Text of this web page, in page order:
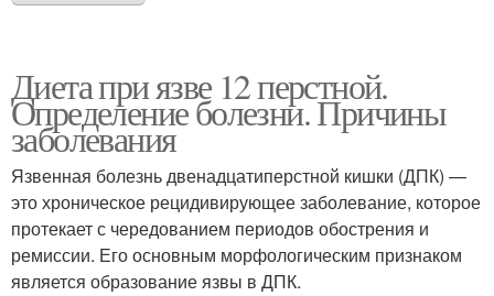
Диета при язве 12 перстной.
Определение болезни. Причины
заболевания
Язвенная болезнь двенадцатиперстной кишки (ДПК) —
это хроническое рецидивирующее заболевание, которое
протекает с чередованием периодов обострения и
ремиссии. Его основным морфологическим признаком
является образование язвы в ДПК.